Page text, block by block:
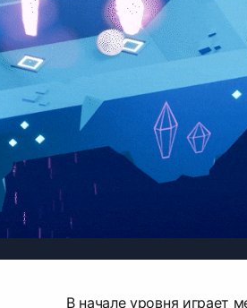
В начале уровня играет